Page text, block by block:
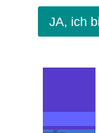
JA, ich